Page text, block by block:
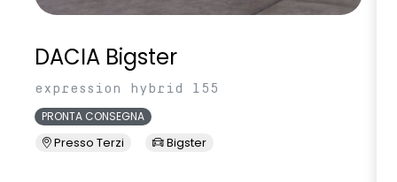
DACIA Bigster
expression hybrid 155
PRONTA CONSEGNA
Presso Terzi Bigster